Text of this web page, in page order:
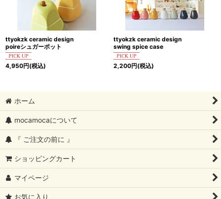
ttyokzk ceramic design
poireシュガーポット
4,950円(税込)
ttyokzk ceramic design
swing spice case
2,200円(税込)
ホーム
mocamocaについて
『 ご注文の前に 』
ショッピングカート
マイページ
お気に入り